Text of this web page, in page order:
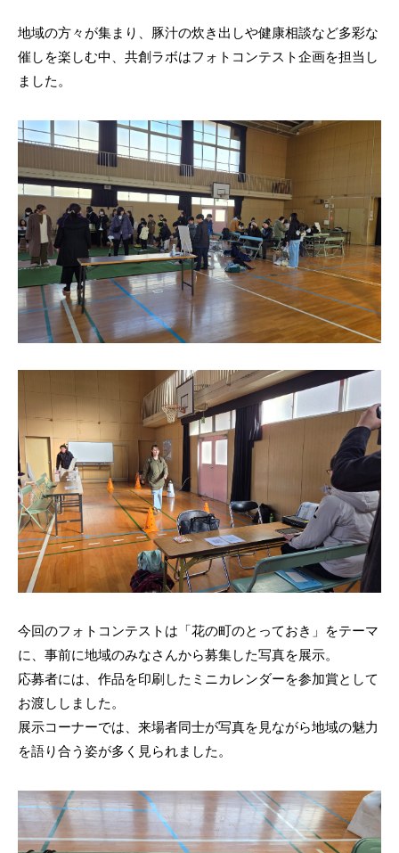
地域の方々が集まり、豚汁の炊き出しや健康相談など多彩な
催しを楽しむ中、共創ラボはフォトコンテスト企画を担当し
ました。
今回のフォトコンテストは「花の町のとっておき」をテーマ
に、事前に地域のみなさんから募集した写真を展示。
応募者には、作品を印刷したミニカレンダーを参加賞として
お渡ししました。
展示コーナーでは、来場者同士が写真を見ながら地域の魅力
を語り合う姿が多く見られました。